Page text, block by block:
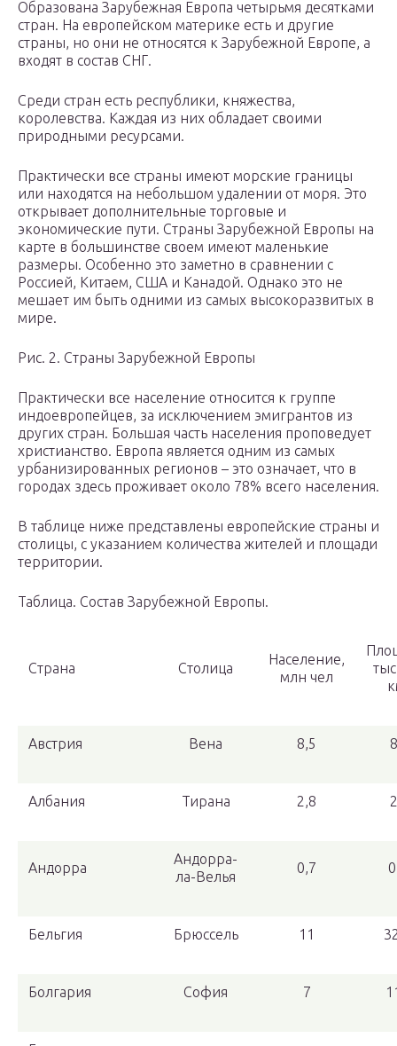
Образована Зарубежная Европа четырьмя десятками
стран. На европейском материке есть и другие
страны, но они не относятся к Зарубежной Европе, а
входят в состав СНГ.
Среди стран есть республики, княжества,
королевства. Каждая из них обладает своими
природными ресурсами.
Практически все страны имеют морские границы
или находятся на небольшом удалении от моря. Это
открывает дополнительные торговые и
экономические пути. Страны Зарубежной Европы на
карте в большинстве своем имеют маленькие
размеры. Особенно это заметно в сравнении с
Россией, Китаем, США и Канадой. Однако это не
мешает им быть одними из самых высокоразвитых в
мире.
Рис. 2. Страны Зарубежной Европы
Практически все население относится к группе
индоевропейцев, за исключением эмигрантов из
других стран. Большая часть населения проповедует
христианство. Европа является одним из самых
урбанизированных регионов – это означает, что в
городах здесь проживает около 78% всего населения.
В таблице ниже представлены европейские страны и
столицы, с указанием количества жителей и площади
территории.
Таблица. Состав Зарубежной Европы.
Страна Столица
Население,
млн чел
Австрия Вена 8,5
Албания Тирана 2,8
Андорра
Андорра-
ла-Велья
0,7
Бельгия Брюссель 11
Болгария София 7